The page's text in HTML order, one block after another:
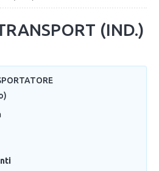
(IND.)